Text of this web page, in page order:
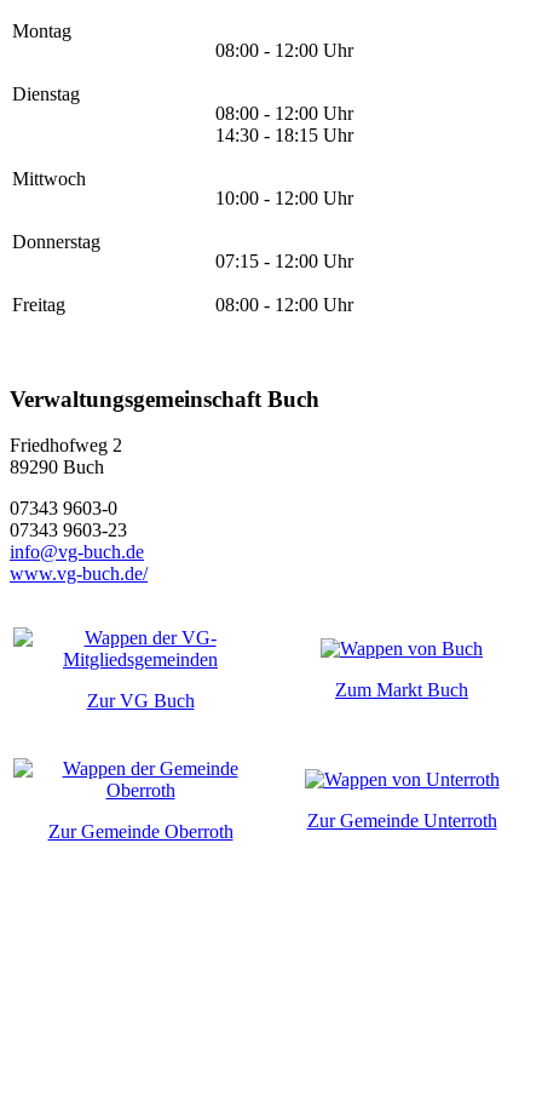
Montag
08:00 - 12:00 Uhr
Dienstag
08:00 - 12:00 Uhr
14:30 - 18:15 Uhr
Mittwoch
10:00 - 12:00 Uhr
Donnerstag
07:15 - 12:00 Uhr
Freitag 08:00 - 12:00 Uhr
Verwaltungsgemeinschaft Buch
Friedhofweg 2
89290 Buch
07343 9603-0
07343 9603-23
info@vg-buch.de
www.vg-buch.de/
Zur VG Buch
Zum Markt Buch
Zur Gemeinde Oberroth
Zur Gemeinde Unterroth